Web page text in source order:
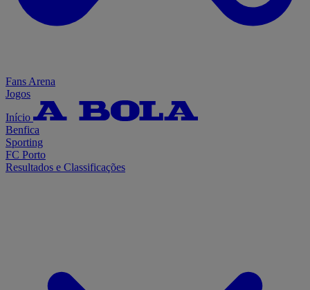
Fans Arena
Jogos
Início
Benfica
Sporting
FC Porto
Resultados e Classificações